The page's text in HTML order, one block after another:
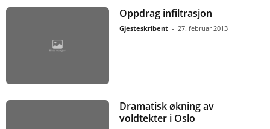
Oppdrag infiltrasjon
Gjesteskribent - 27. februar 2013
Dramatisk økning av
voldtekter i Oslo